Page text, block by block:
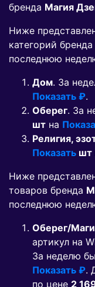
бренда Магия
Ниже
категорий бренда
последнюю
Дом. За
Показать ₽.
Оберег. За
шт на
Религия,
Показать шт
Ниже
товаров бренда
последнюю
Оберег/
артикул на
За неделю
Показать ₽.
по цене 2